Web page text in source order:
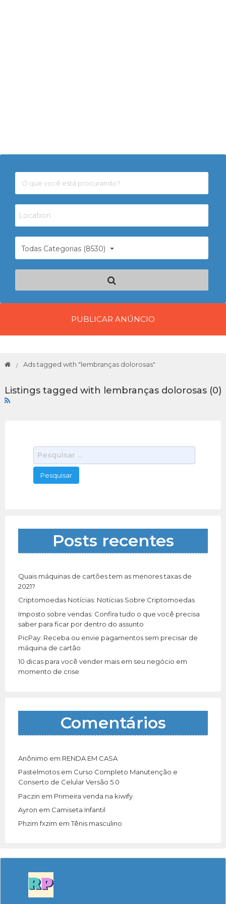
Todas Categorias (8530)
PUBLICAR ANÚNCIO
Ads tagged with "lembranças dolorosas"
Listings tagged with lembranças dolorosas (0)
e
q
a
r
:
Posts recentes
Quais máquinas de cartões tem as menores taxas de
2021?
Criptomoedas Notícias: Notícias Sobre Criptomoedas
Imposto sobre vendas: Confira tudo o que você precisa
saber para ficar por dentro do assunto
PicPay: Receba ou envie pagamentos sem precisar de
máquina de cartão
10 dicas para você vender mais em seu negócio em
momento de crise
Comentários
Anônimo em RENDA EM CASA
Pastelmotos em Curso Completo Manutenção e
Conserto de Celular Versão 5.0
Paczin em Primeira venda na kiwify
Ayron em Camiseta Infantil
Phzim fxzim emTênis masculino